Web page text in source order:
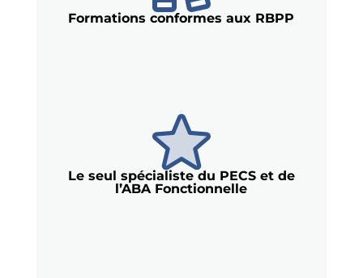
Formations conformes aux RBPP
Le seul spécialiste du PECS et de
l’ABA Fonctionnelle